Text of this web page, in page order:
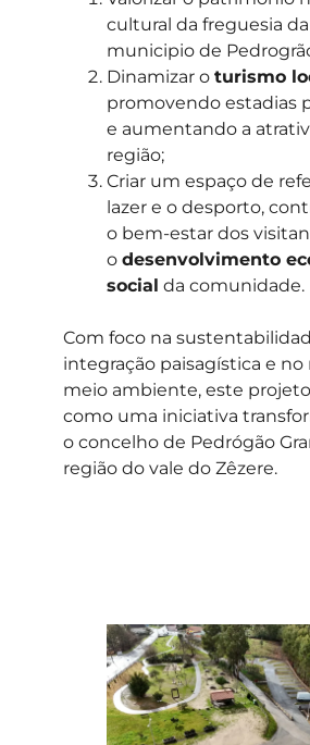
cultural da freguesia da
municipio de
Dinamizar o turismo
promovendo estadias
e aumentando a
região;
Criar um espaço de
lazer e o desporto,
o bem-estar dos
o desenvolvimento
social da comunidade.
Com foco na
integração paisagística e
meio ambiente, este
como uma iniciativa
o concelho de Pedrógão
região do vale do Zêzere.